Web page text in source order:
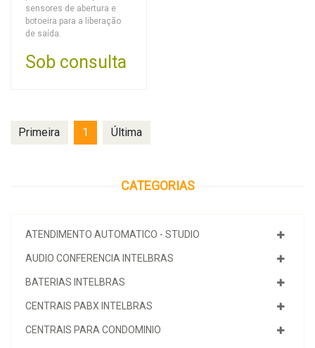
CATEGORIAS
ATENDIMENTO AUTOMATICO - STUDIO
AUDIO CONFERENCIA INTELBRAS
BATERIAS INTELBRAS
CENTRAIS PABX INTELBRAS
CENTRAIS PARA CONDOMINIO
sensores de abertura e
botoeira para a liberação
de saída.
Sob consulta
Primeira 1 Última